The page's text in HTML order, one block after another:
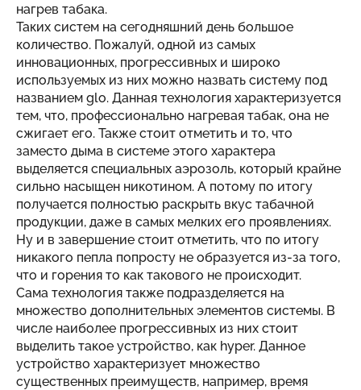
нагрев табака.
Таких систем на сегодняшний день большое
количество. Пожалуй, одной из самых
инновационных, прогрессивных и широко
используемых из них можно назвать систему под
названием glo. Данная технология характеризуется
тем, что, профессионально нагревая табак, она не
сжигает его. Также стоит отметить и то, что
заместо дыма в системе этого характера
выделяется специальных аэрозоль, который крайне
сильно насыщен никотином. А потому по итогу
получается полностью раскрыть вкус табачной
продукции, даже в самых мелких его проявлениях.
Ну и в завершение стоит отметить, что по итогу
никакого пепла попросту не образуется из-за того,
что и горения то как такового не происходит.
Сама технология также подразделяется на
множество дополнительных элементов системы. В
числе наиболее прогрессивных из них стоит
выделить такое устройство, как hyper. Данное
устройство характеризует множество
существенных преимуществ, например, время